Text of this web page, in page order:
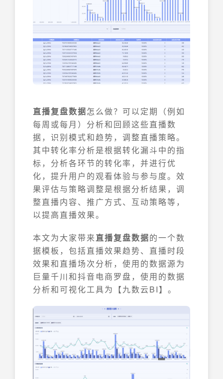
直播复盘数据怎么做？可以定期（例如
每周或每月）分析和回顾这些直播数
据，识别模式和趋势，调整直播策略。
其中转化率分析是根据转化漏斗中的指
标，分析各环节的转化率，并进行优
化，提升用户的观看体验与参与度。效
果评估与策略调整是根据分析结果，调
整直播内容、推广方式、互动策略等，
以提高直播效果。
本文为大家带来直播复盘数据的一个数
据模板，包括直播效果趋势、直播时段
效果和直播场次分析，使用的数据源为
巨量千川和抖音电商罗盘，使用的数据
分析和可视化工具为【九数云BI】。